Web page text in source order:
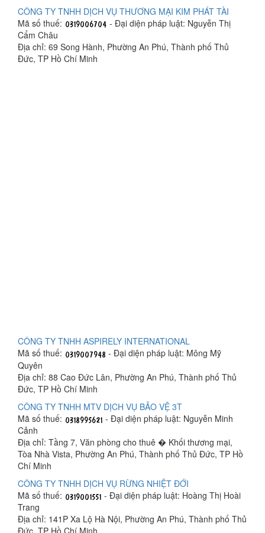
CÔNG TY TNHH DỊCH VỤ THƯƠNG MẠI KIM PHÁT TÀI
Mã số thuế:
- Đại diện pháp luật: Nguyễn Thị
Cẩm Châu
Địa chỉ: 69 Song Hành, Phường An Phú, Thành phố Thủ
Đức, TP Hồ Chí Minh
CÔNG TY TNHH ASPIRELY INTERNATIONAL
Mã số thuế:
- Đại diện pháp luật: Mông Mỹ
Quyên
Địa chỉ: 88 Cao Đức Lân, Phường An Phú, Thành phố Thủ
Đức, TP Hồ Chí Minh
CÔNG TY TNHH MTV DỊCH VỤ BẢO VỆ 3T
Mã số thuế:
- Đại diện pháp luật: Nguyễn Minh
Cảnh
Địa chỉ: Tầng 7, Văn phòng cho thuê � Khối thương mại,
Tòa Nhà Vista, Phường An Phú, Thành phố Thủ Đức, TP Hồ
Chí Minh
CÔNG TY TNHH DỊCH VỤ RỪNG NHIỆT ĐỚI
Mã số thuế:
- Đại diện pháp luật: Hoàng Thị Hoài
Trang
Địa chỉ: 141P Xa Lộ Hà Nội, Phường An Phú, Thành phố Thủ
Đức, TP Hồ Chí Minh